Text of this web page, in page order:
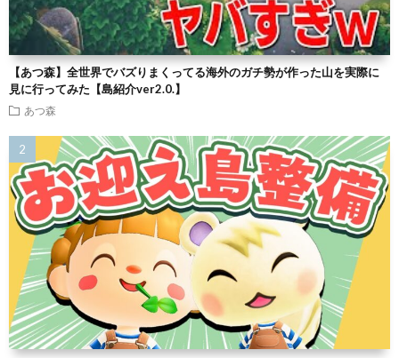
【あつ森】全世界でバズりまくってる海外のガチ勢が作った山を実際に
見に行ってみた【島紹介ver2.0.】
あつ森